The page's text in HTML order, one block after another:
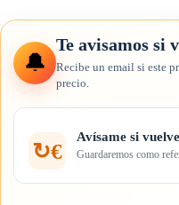
🔔
Te avisamos si
Recibe un email si este
precio.
↻€
Avísame si
Guardaremos como